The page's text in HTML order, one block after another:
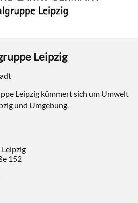
Leipzig
Leipzig kümmert sich um Umwelt
und Umgebung.
152